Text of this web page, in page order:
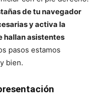
de tu navegador
y activa la
hallan asistentes
pasos estamos
bien.